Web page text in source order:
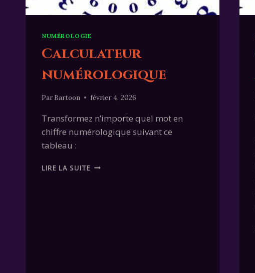
NUMÉROLOGIE
Calculateur
numérologique
Par Bartoon février 4, 2026
Transformez n’importe quel mot en
chiffre numérologique suivant ce
tableau :
LIRE LA SUITECALCULATEUR